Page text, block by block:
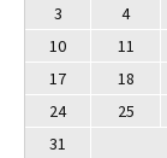
3
4
10
11
17
18
24
25
31